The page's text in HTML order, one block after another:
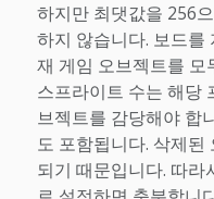
하지만 최댓값을 256
하지 않습니다. 보드를
재 게임 오브젝트를 모
스프라이트 수는 해당
브젝트를 감당해야 합
도 포함됩니다. 삭제된
되기 때문입니다. 따